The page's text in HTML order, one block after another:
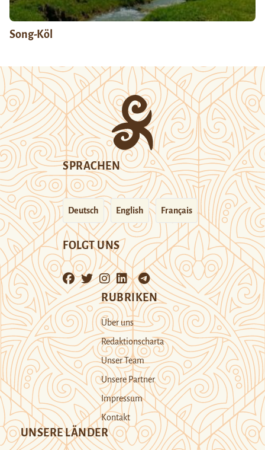
Song-Köl
SPRACHEN
Deutsch English Français
FOLGT UNS
RUBRIKEN
Über uns
Redaktionscharta
Unser Team
Unsere Partner
Impressum
Kontakt
UNSERE LÄNDER